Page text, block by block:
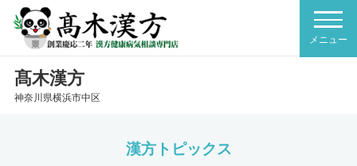
髙木漢方
神奈川県横浜市中区
漢方トピックス